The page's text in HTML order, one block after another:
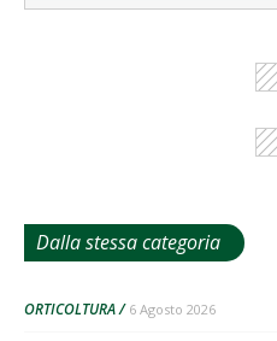
Dalla stessa categoria
ORTICOLTURA 6 Agosto 2026